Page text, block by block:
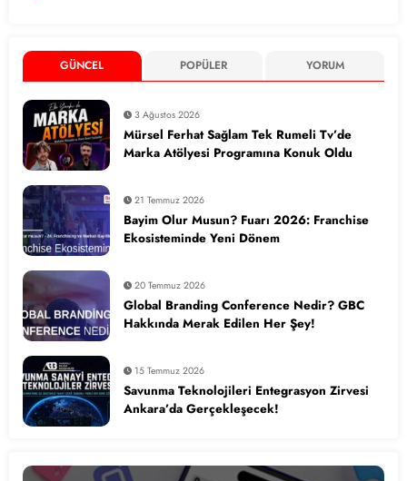
GÜNCEL POPÜLER YORUM
3 Ağustos 2026
Mürsel Ferhat Sağlam Tek Rumeli Tv’de
Marka Atölyesi Programına Konuk Oldu
21 Temmuz 2026
Bayim Olur Musun? Fuarı 2026: Franchise
Ekosisteminde Yeni Dönem
20 Temmuz 2026
Global Branding Conference Nedir? GBC
Hakkında Merak Edilen Her Şey!
15 Temmuz 2026
Savunma Teknolojileri Entegrasyon Zirvesi
Ankara’da Gerçekleşecek!